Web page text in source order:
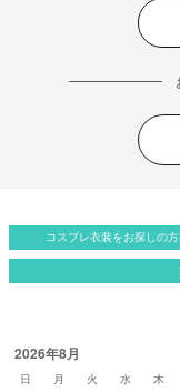
コスプレ衣装をお探しの
2026年8月
日 月 火 水 木